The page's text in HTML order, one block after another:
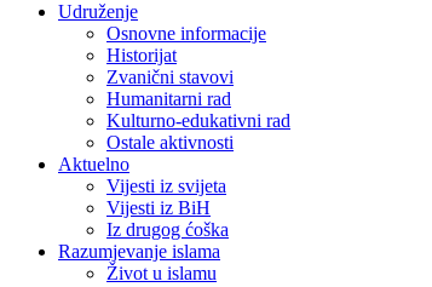
Udruženje
Osnovne informacije
Historijat
Zvanični stavovi
Humanitarni rad
Kulturno-edukativni rad
Ostale aktivnosti
Aktuelno
Vijesti iz svijeta
Vijesti iz BiH
Iz drugog ćoška
Razumjevanje islama
Život u islamu